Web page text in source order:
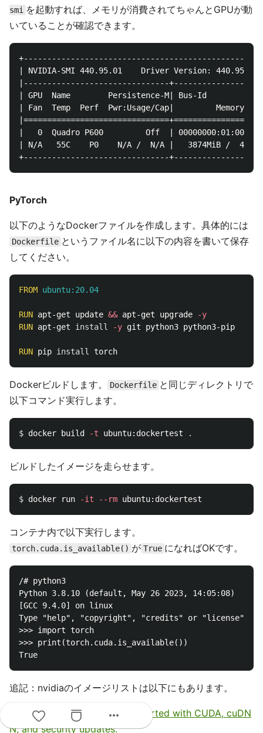
smi を起動すれば、メモリが消費されてちゃんとGPUが動
いていることが確認できます。
| NVIDIA-SMI 440.95.01    Driver Version:
|-------------------------------
| GPU  Name        Persistence-M| Bus-Id
| Fan  Temp  Perf  Pwr:Usage/Cap|         Memory-
|   0  Quadro P600         Off  |
| N/A   55C    P0    N/A /  N/A |   3874MiB /
PyTorch
以下のようなDockerファイルを作成します。具体的には
Dockerfile というファイル名に以下の内容を書いて保存
してください。
FROM ubuntu:20.04
RUN apt-get update && apt-get upgrade
-y
RUN apt-get install -y git python3 python3-pip
RUN pip install
Dockerビルドします。 Dockerfile と同じディレクトリで
以下コマンド実行します。
$ docker build -t ubuntu:dockertest .
ビルドしたイメージを走らせます。
$ docker run -it --rm
コンテナ内で以下実行します。
torch.cuda.is_available() が True になればOKです。
/# python3
Python 3.8.10 (default, May 26 2023, 14:05:08)
[GCC 9.4.0] on linux
Type "help", "copyright", "credits" or "license" for
>>> import torch
>>> print(torch.cuda.is_available())
追記：nvidiaのイメージリストは以下にもあります。
A full list of tags that are supported with CUDA, cuDN
N, and security updates.
more_horiz